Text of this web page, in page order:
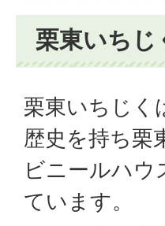
栗東いちじ
栗東いちじく
歴史を持ち栗
ビニールハウ
ています。